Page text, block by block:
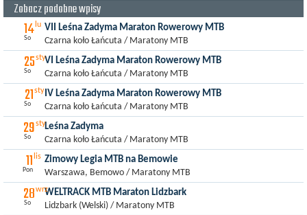
Zobacz podobne wpisy
14 lu
So
VII Leśna Zadyma Maraton Rowerowy MTB
Czarna koło Łańcuta / Maratony MTB
25sty
So
VI Leśna Zadyma Maraton Rowerowy MTB
Czarna koło Łańcuta / Maratony MTB
21sty
So
IV Leśna Zadyma Maraton Rowerowy MTB
Czarna koło Łańcuta / Maratony MTB
29sty
So
Leśna Zadyma
Czarna koło Łańcuta / Maratony MTB
11 lis
Pon
Zimowy Legia MTB na Bemowie
Warszawa, Bemowo / Maratony MTB
28wrz
So
WELTRACK MTB Maraton Lidzbark
Lidzbark (Welski) / Maratony MTB